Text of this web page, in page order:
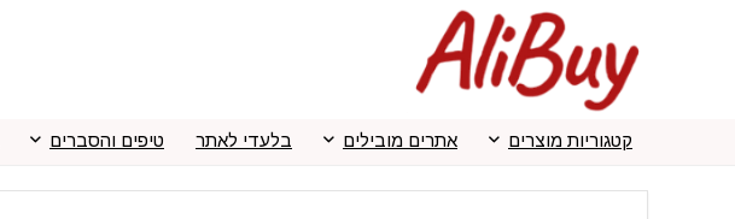
קטגוריות מוצרים אתרים מובילים בלעדי לאתר טיפים והסברים